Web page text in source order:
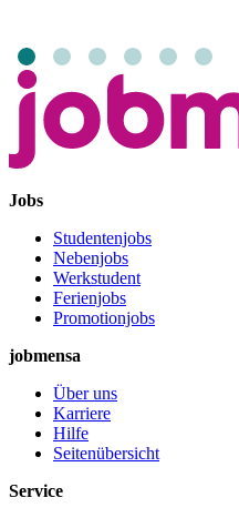
Jobs
Studentenjobs
Nebenjobs
Werkstudent
Ferienjobs
Promotionjobs
jobmensa
Über uns
Karriere
Hilfe
Seitenübersicht
Service